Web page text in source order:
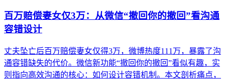
百万赔偿妻女仅3万：从微信“撤回你的撤回”看沟通
容错设计
丈夫坠亡后百万赔偿妻女仅得3万，微博热度111万，暴露了沟
通容错缺失的代价。微信新功能“撤回你的撤回”看似有趣，实
则指向高效沟通的核心：如何设计容错机制。本文剖析痛点，